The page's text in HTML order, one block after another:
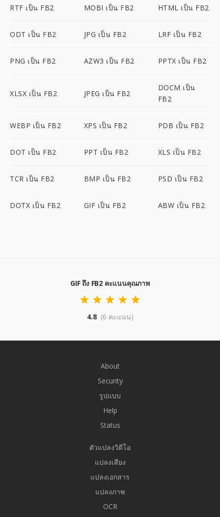
RTF เป็น FB2 MOBI เป็น FB2 HTML เป็น FB2
ODT เป็น FB2 JPG เป็น FB2 LRF เป็น FB2
PNG เป็น FB2 AZW3 เป็น FB2 PPTX เป็น FB2
XLSX เป็น FB2 JPEG เป็น FB2
DOCM เป็น
FB2
WEBP เป็น FB2 XPS เป็น FB2 PDB เป็น FB2
DOT เป็น FB2 PPT เป็น FB2 XLS เป็น FB2
TCR เป็น FB2 BMP เป็น FB2 PSD เป็น FB2
DOTX เป็น FB2 GIF เป็น FB2 ABW เป็น FB2
GIF ถึง FB2 คะแนนคุณภาพ
4.8 (6 คะแนน)
About
Security
รูปแบบ
Help
Status
ตัวแปลงวิดีโอ
แปลงเสียง
แปลงเอกสาร
แปลงภาพ
OCR